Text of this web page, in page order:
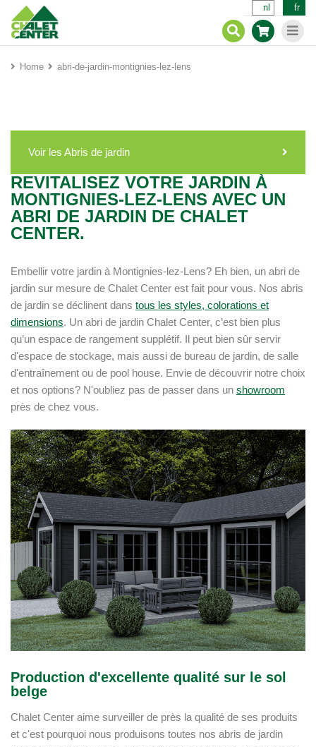
nl fr
Home abri-de-jardin-montignies-lez-lens
Voir les Abris de jardin
REVITALISEZ VOTRE JARDIN À
MONTIGNIES-LEZ-LENS AVEC UN
ABRI DE JARDIN DE CHALET
CENTER.
Embellir votre jardin à Montignies-lez-Lens? Eh bien, un abri de
jardin sur mesure de Chalet Center est fait pour vous. Nos abris
de jardin se déclinent dans tous les styles, colorations et
dimensions. Un abri de jardin Chalet Center, c’est bien plus
qu’un espace de rangement supplétif. Il peut bien sûr servir
d'espace de stockage, mais aussi de bureau de jardin, de salle
d'entraînement ou de pool house. Envie de découvrir notre choix
et nos options? N'oubliez pas de passer dans un showroom
près de chez vous.
Production d'excellente qualité sur le sol
belge
Chalet Center aime surveiller de près la qualité de ses produits
et c'est pourquoi nous produisons toutes nos abris de jardin